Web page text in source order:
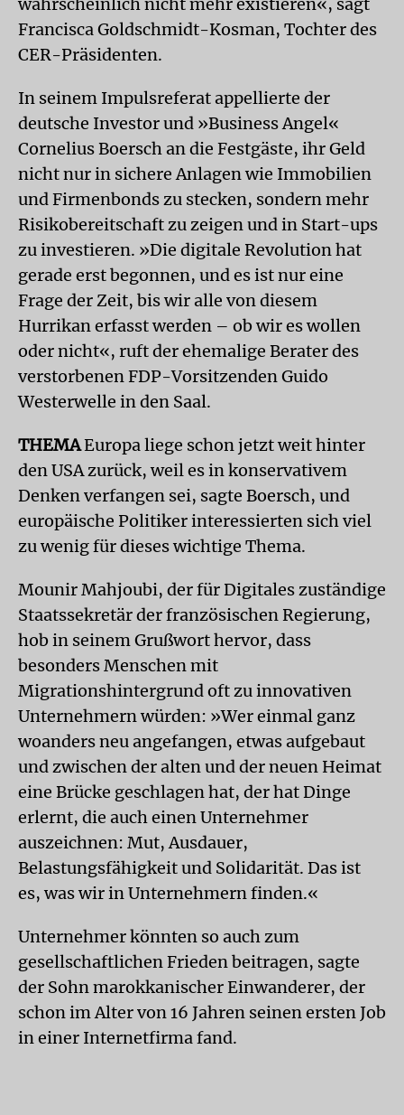
Francisca Goldschmidt-Kosman, Tochter des
CER-Präsidenten.
In seinem Impulsreferat appellierte der
deutsche Investor und »Business Angel«
Cornelius Boersch an die Festgäste, ihr Geld
nicht nur in sichere Anlagen wie Immobilien
und Firmenbonds zu stecken, sondern mehr
Risikobereitschaft zu zeigen und in Start-ups
zu investieren. »Die digitale Revolution hat
gerade erst begonnen, und es ist nur eine
Frage der Zeit, bis wir alle von diesem
Hurrikan erfasst werden – ob wir es wollen
oder nicht«, ruft der ehemalige Berater des
verstorbenen FDP-Vorsitzenden Guido
Westerwelle in den Saal.
THEMAEuropa liege schon jetzt weit hinter
den USA zurück, weil es in konservativem
Denken verfangen sei, sagte Boersch, und
europäische Politiker interessierten sich viel
zu wenig für dieses wichtige Thema.
Mounir Mahjoubi, der für Digitales zuständige
Staatssekretär der französischen Regierung,
hob in seinem Grußwort hervor, dass
besonders Menschen mit
Migrationshintergrund oft zu innovativen
Unternehmern würden: »Wer einmal ganz
woanders neu angefangen, etwas aufgebaut
und zwischen der alten und der neuen Heimat
eine Brücke geschlagen hat, der hat Dinge
erlernt, die auch einen Unternehmer
auszeichnen: Mut, Ausdauer,
Belastungsfähigkeit und Solidarität. Das ist
es, was wir in Unternehmern finden.«
Unternehmer könnten so auch zum
gesellschaftlichen Frieden beitragen, sagte
der Sohn marokkanischer Einwanderer, der
schon im Alter von 16 Jahren seinen ersten Job
in einer Internetfirma fand.